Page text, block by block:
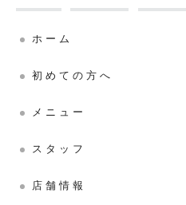
ホーム
初めての方へ
メニュー
スタッフ
店舗情報